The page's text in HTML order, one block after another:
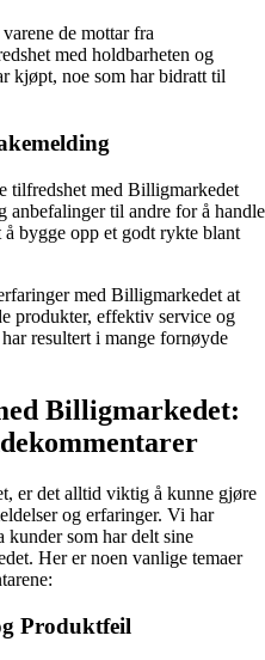
de mottar fra
med holdbarheten og
kjøpt, noe som har bidratt til
tilfredshet med Billigmarkedet
anbefalinger til andre for å handle
å bygge opp et godt rykte blant
med Billigmarkedet at
produkter, effektiv service og
resultert i mange fornøyde
Billigmarkedet:
er det alltid viktig å kunne gjøre
og erfaringer. Vi har
kunder som har delt sine
Her er noen vanlige temaer
Produktfeil